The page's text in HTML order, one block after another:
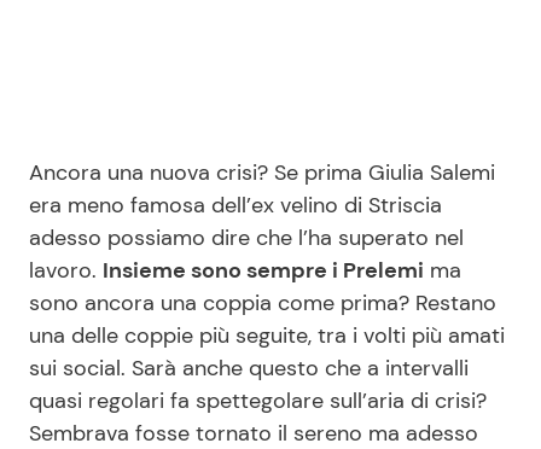
Redazione
Contattaci
Pubblicità
Privacy Policy
Ancora una nuova crisi? Se prima Giulia Salemi
era meno famosa dell’ex velino di Striscia
adesso possiamo dire che l’ha superato nel
lavoro. Insieme sono sempre i Prelemi ma
sono ancora una coppia come prima? Restano
una delle coppie più seguite, tra i volti più amati
sui social. Sarà anche questo che a intervalli
quasi regolari fa spettegolare sull’aria di crisi?
Sembrava fosse tornato il sereno ma adesso